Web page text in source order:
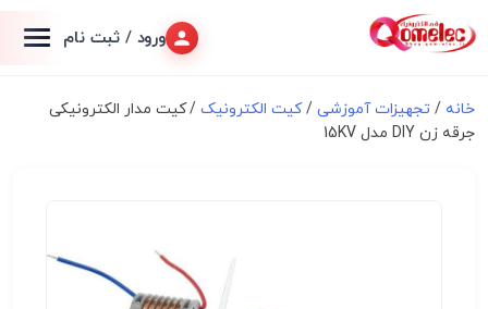
ورود / ثبت نام
خانه /تجهیزات آموزشی /کیت الکترونیک/ کیت مدار الکترونیکی
جرقه زن DIY مدل 15KV